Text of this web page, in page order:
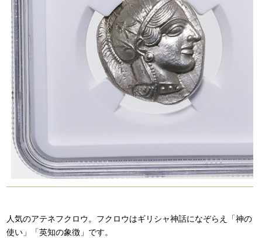
人気のアテネフクロウ。フクロウはギリシャ神話になぞらえ「神の
使い」「英知の象徴」です。